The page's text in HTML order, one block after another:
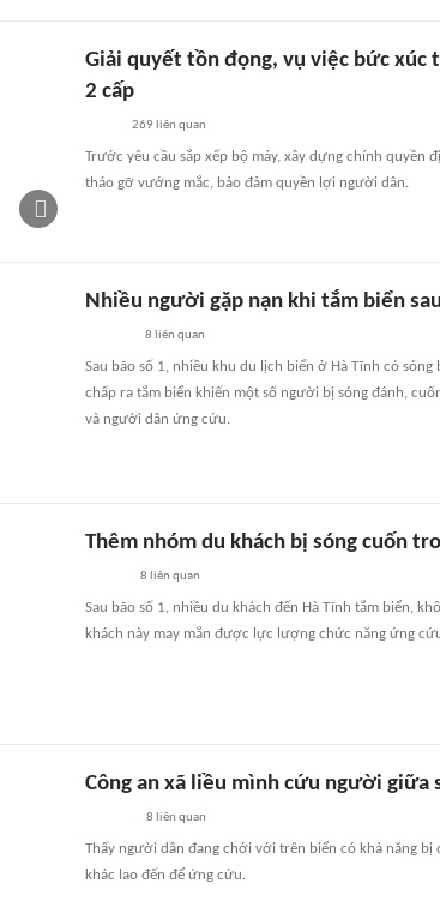
Giải quyết tồn đọng, vụ việc bức xúc
2 cấp
269 liên quan
Trước yêu cầu sắp xếp bộ máy, xây dựng chính quyền
tháo gỡ vướng mắc, bảo đảm quyền lợi người dân.
Nhiều người gặp nạn khi tắm biển
8 liên quan
Sau bão số 1, nhiều khu du lịch biển ở Hà Tĩnh có
chấp ra tắm biển khiến một số người bị sóng đánh,
và người dân ứng cứu.
Thêm nhóm du khách bị sóng cuốn
8 liên quan
Sau bão số 1, nhiều du khách đến Hà Tĩnh tắm biển,
khách này may mắn được lực lượng chức năng ứng
Công an xã liều mình cứu người giữa
8 liên quan
Thấy người dân đang chới với trên biển có khả năng
khác lao đến để ứng cứu.